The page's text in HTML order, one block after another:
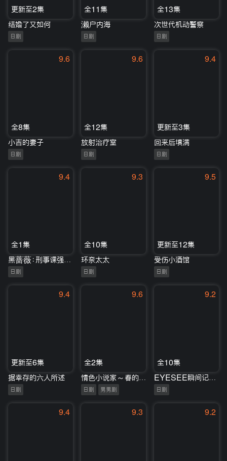
更新至2集
结婚了又如何
日剧
全11集
濑户内海
日剧
全13集
次世代机动警察
日剧
9.6
全8集
小吉的妻子
日剧
9.6
全12集
放射治疗室
日剧
9.4
更新至3集
回来后填满
日剧
9.4
全1集
黑蔷薇：刑事课强行犯系神木恭子
日剧
9.3
全10集
环奈太太
日剧
9.5
更新至12集
受伤小酒馆
日剧
9.4
更新至6集
据幸存的六人所述
日剧
9.6
全2集
日剧 男男剧
9.2
全10集
日剧
9.4 9.3 9.2